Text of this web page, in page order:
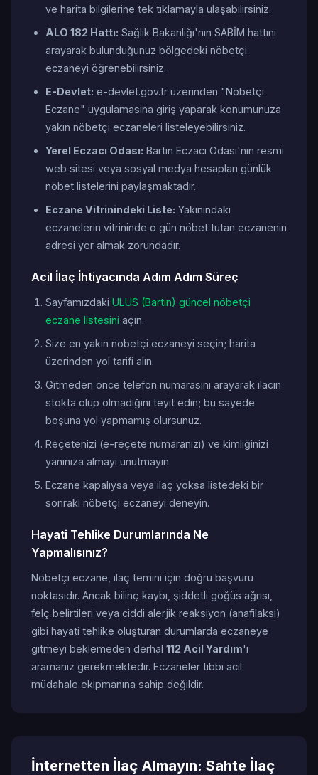
ve harita bilgilerine tek tıklamayla ulaşabilirsiniz.
ALO 182 Hattı: Sağlık Bakanlığı'nın SABİM hattını
arayarak bulunduğunuz bölgedeki nöbetçi
eczaneyi öğrenebilirsiniz.
E-Devlet: e-devlet.gov.tr üzerinden "Nöbetçi
Eczane" uygulamasına giriş yaparak konumunuza
yakın nöbetçi eczaneleri listeleyebilirsiniz.
Yerel Eczacı Odası: Bartın Eczacı Odası'nın resmi
web sitesi veya sosyal medya hesapları günlük
nöbet listelerini paylaşmaktadır.
Eczane Vitrinindeki Liste: Yakınındaki
eczanelerin vitrininde o gün nöbet tutan eczanenin
adresi yer almak zorundadır.
Acil İlaç İhtiyacında Adım Adım Süreç
Sayfamızdaki ULUS (Bartın) güncel nöbetçi
eczane listesini açın.
Size en yakın nöbetçi eczaneyi seçin; harita
üzerinden yol tarifi alın.
Gitmeden önce telefon numarasını arayarak ilacın
stokta olup olmadığını teyit edin; bu sayede
boşuna yol yapmamış olursunuz.
Reçetenizi (e-reçete numaranızı) ve kimliğinizi
yanınıza almayı unutmayın.
Eczane kapalıysa veya ilaç yoksa listedeki bir
sonraki nöbetçi eczaneyi deneyin.
Hayati Tehlike Durumlarında Ne
Yapmalısınız?
Nöbetçi eczane, ilaç temini için doğru başvuru
noktasıdır. Ancak bilinç kaybı, şiddetli göğüs ağrısı,
felç belirtileri veya ciddi alerjik reaksiyon (anafilaksi)
gibi hayati tehlike oluşturan durumlarda eczaneye
gitmeyi beklemeden derhal 112 Acil Yardım'ı
aramanız gerekmektedir. Eczaneler tıbbi acil
müdahale ekipmanına sahip değildir.
İnternetten İlaç Almayın: Sahte İlaç